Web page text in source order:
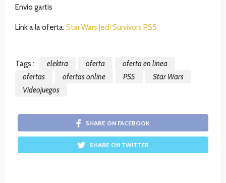
Envio gartis
Link a la oferta: Star Wars Jedi Survivors PS5
Tags : elektra oferta
oferta en linea
ofertas
ofertas online PS5
Star Wars
Videojuegos
SHARE ON FACEBOOK
SHARE ON TWITTER